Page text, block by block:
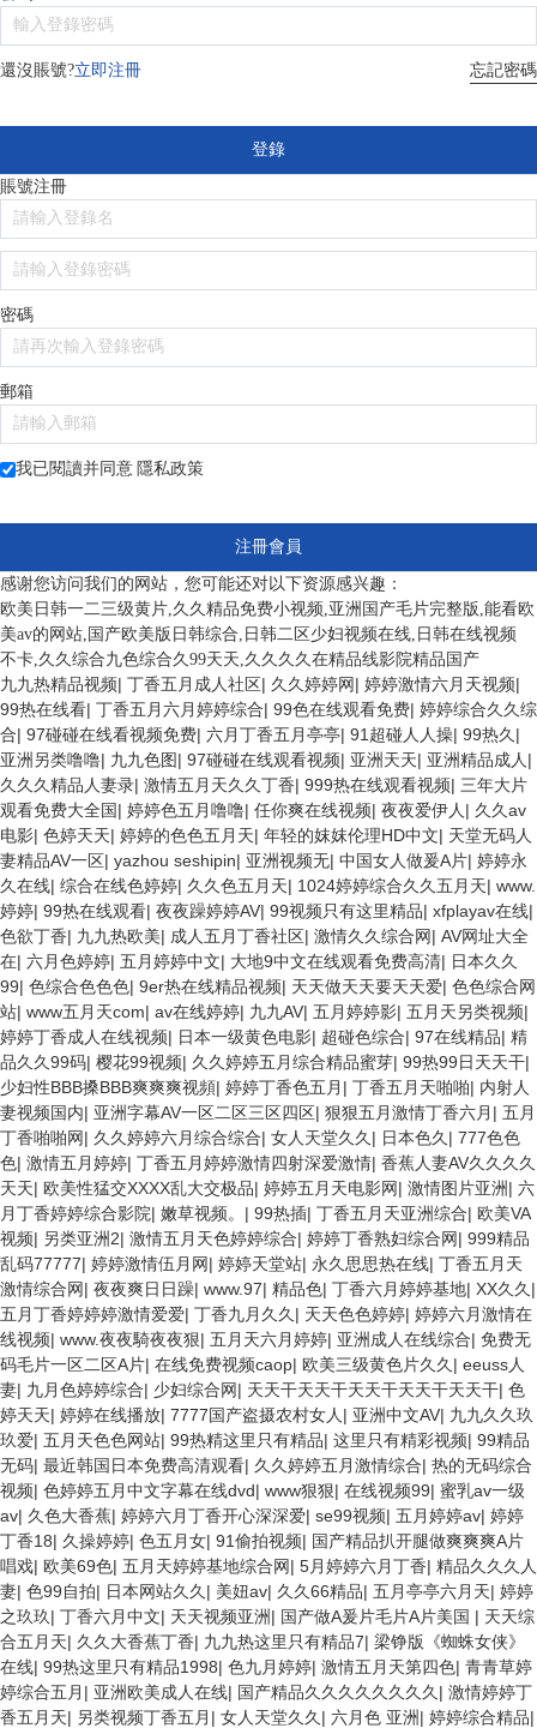
還沒賬號?立即注冊 忘記密碼
登錄
賬號注冊
密碼
郵箱
我已閱讀并同意 隱私政策
注冊會員
感谢您访问我们的网站，您可能还对以下资源感兴趣：
欧美日韩一二三级黄片,久久精品免费小视频,亚洲国产毛片完整版,能看欧
美av的网站,国产欧美版日韩综合,日韩二区少妇视频在线,日韩在线视频
不卡,久久综合九色综合久99天天,久久久久在精品线影院精品国产
九九热精品视频| 丁香五月成人社区| 久久婷婷网| 婷婷激情六月天视频|
99热在线看| 丁香五月六月婷婷综合| 99色在线观看免费| 婷婷综合久久综
合| 97碰碰在线看视频免费| 六月丁香五月亭亭| 91超碰人人操| 99热久 |
亚洲另类噜噜| 九九色图| 97碰碰在线观看视频| 亚洲天天| 亚洲精品成人 |
久久久精品人妻录| 激情五月天久久丁香| 999热在线观看视频| 三年大片
观看免费大全国| 婷婷色五月噜噜| 任你爽在线视频| 夜夜爱伊人 | 久久av
电影| 色婷天天| 婷婷的色色五月天| 年轻的妺妺伦理HD中文| 天堂无码人
妻精品AV一区| yazhou seshipin| 亚洲视频无| 中国女人做爰A片| 婷婷永
久在线| 综合在线色婷婷| 久久色五月天| 1024婷婷综合久久五月天| www.
婷婷| 99热在线观看| 夜夜躁婷婷AV| 99视频只有这里精品| xfplayav在线|
色欲丁香| 九九热欧美| 成人五月丁香社区| 激情久久综合网| AV网址大全
在| 六月色婷婷| 五月婷婷中文| 大地9中文在线观看免费高清| 日本久久
99| 色综合色色色| 9er热在线精品视频| 天天做天天要天天爱| 色色综合网
站| www五月天com| av在线婷婷| 九九AV| 五月婷婷影| 五月天另类视频|
婷婷丁香成人在线视频| 日本一级黄色电影| 超碰色综合| 97在线精品| 精
品久久99码| 樱花99视频| 久久婷婷五月综合精品蜜芽| 99热99日天天干|
少妇性BBB搡BBB爽爽爽视頻| 婷婷丁香色五月 | 丁香五月天啪啪| 内射人
妻视频国内| 亚洲字幕AV一区二区三区四区| 狠狠五月激情丁香六月 | 五月
丁香啪啪网| 久久婷婷六月综合综合| 女人天堂久久 | 日本色久 | 777色色
色| 激情五月婷婷| 丁香五月婷婷激情四射深爱激情| 香蕉人妻AV久久久久
天天| 欧美性猛交XXXX乱大交极品| 婷婷五月天电影网| 激情图片亚洲| 六
月丁香婷婷综合影院| 嫩草视频。 | 99热插| 丁香五月天亚洲综合| 欧美VA
视频| 另类亚洲2| 激情五月天色婷婷综合| 婷婷丁香熟妇综合网| 999精品
乱码77777| 婷婷激情伍月网| 婷婷天堂站| 永久思思热在线| 丁香五月天
激情综合网| 夜夜爽日日躁| www.97| 精品色| 丁香六月婷婷基地| XX久久 |
五月丁香婷婷婷激情爱爱| 丁香九月久久 | 天天色色婷婷| 婷婷六月激情在
线视频| www.夜夜騎夜夜狠| 五月天六月婷婷| 亚洲成人在线综合| 免费无
码毛片一区二区A片| 在线免费视频caop| 欧美三级黄色片久久 | eeuss人
妻| 九月色婷婷综合| 少妇综合网| 天天干天天干天天干天天干天天干| 色
婷天天| 婷婷在线播放| 7777国产盗摄农村女人 | 亚洲中文AV| 九九久久玖
玖爱| 五月天色色网站| 99热精这里只有精品| 这里只有精彩视频| 99精品
无码| 最近韩国日本免费高清观看| 久久婷婷五月激情综合| 热的无码综合
视频| 色婷婷五月中文字幕在线dvd| www狠狠| 在线视频99| 蜜乳av一级
av| 久色大香蕉| 婷婷六月丁香开心深深爱| se99视频| 五月婷婷av| 婷婷
丁香18| 久操婷婷| 色五月女| 91偷拍视频| 国产精品扒开腿做爽爽爽A片
唱戏| 欧美69色| 五月天婷婷基地综合网| 5月婷婷六月丁香| 精品久久久人
妻| 色99自拍| 日本网站久久 | 美妞av| 久久66精品| 五月亭亭六月天| 婷婷
之玖玖| 丁香六月中文| 天天视频亚洲| 国产做A爰片毛片A片美国 | 天天综
合五月天| 久久大香蕉丁香| 九九热这里只有精品7| 梁铮版《蜘蛛女侠》
在线| 99热这里只有精品1998| 色九月婷婷| 激情五月天第四色| 青青草婷
婷综合五月 | 亚洲欧美成人在线| 国产精品久久久久久久久久 | 激情婷婷丁
香五月天| 另类视频丁香五月 | 女人天堂久久 | 六月色 亚洲| 婷婷综合精品|